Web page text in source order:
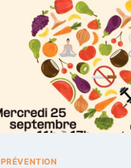
PRÉVENTION